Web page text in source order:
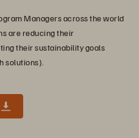
Managers across the world
are reducing their
their sustainability goals
solutions).